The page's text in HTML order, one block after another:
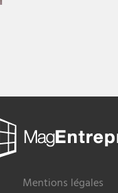
Entreprise
Mentions légales